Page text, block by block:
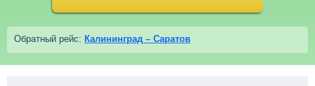
Обратный рейс: Калининград – Саратов